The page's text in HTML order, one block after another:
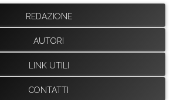
REDAZIONE
AUTORI
LINK UTILI
CONTATTI